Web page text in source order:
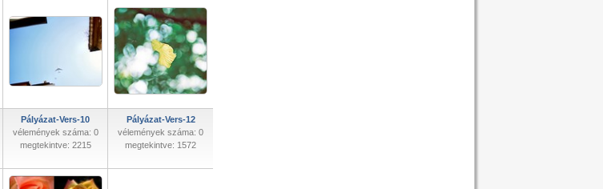
Pályázat-Vers-10
vélemények száma: 0
megtekintve: 2215
Pályázat-Vers-12
vélemények száma: 0
megtekintve: 1572